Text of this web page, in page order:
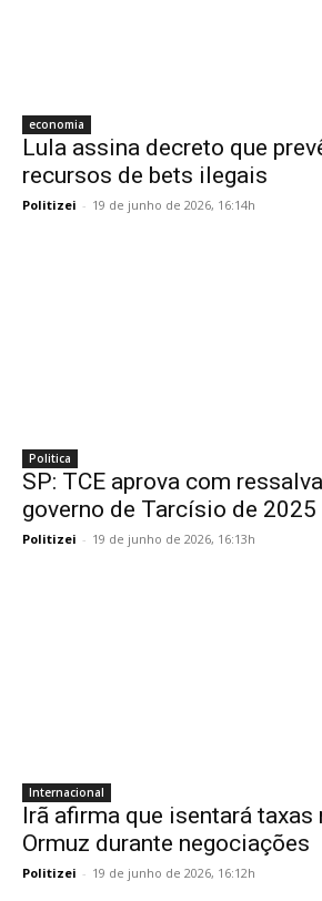
economia
Lula assina decreto que
recursos de bets ilegais
Politizei - 19 de junho de 2026, 16:14h
Politica
SP: TCE aprova com
governo de Tarcísio de 2025
Politizei - 19 de junho de 2026, 16:13h
Internacional
Irã afirma que isentará
Ormuz durante negociações
Politizei - 19 de junho de 2026, 16:12h